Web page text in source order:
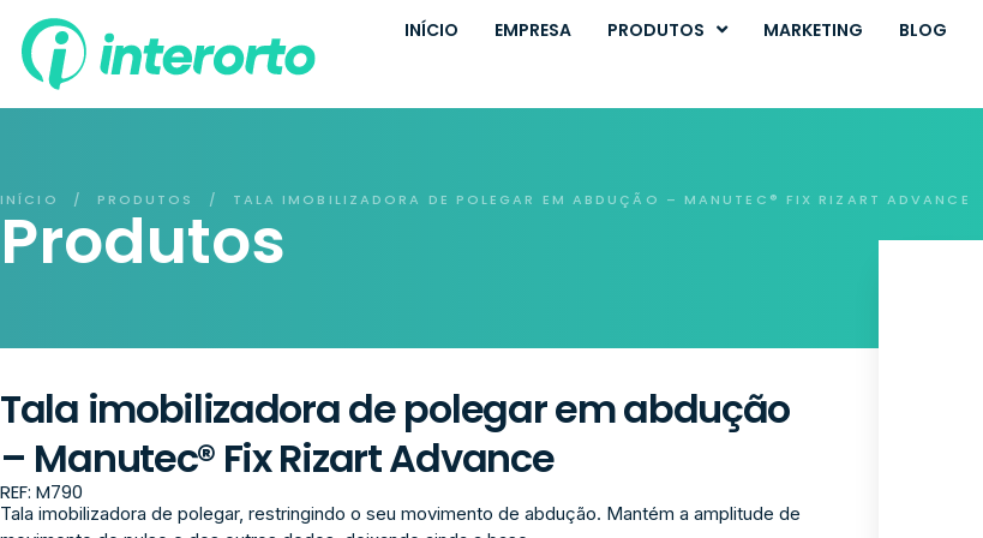
INÍCIO EMPRESA PRODUTOS MARKETING BLOG
INÍCIO / PRODUTOS / TALA IMOBILIZADORA DE POLEGAR EM ABDUÇÃO – MANUTEC® FIX RIZART ADVANCE
Produtos
Tala imobilizadora de polegar em abdução
– Manutec® Fix Rizart Advance
REF: M790
Tala imobilizadora de polegar, restringindo o seu movimento de abdução. Mantém a amplitude de